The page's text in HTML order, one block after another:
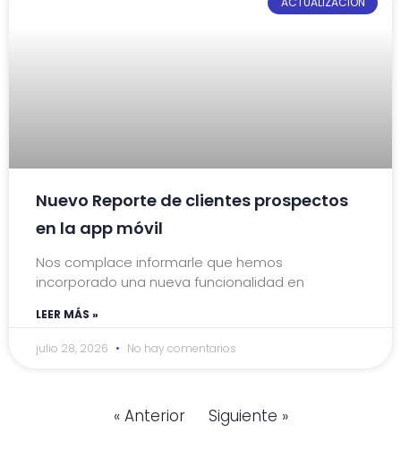
Nuevo Reporte de clientes prospectos
en la app móvil
Nos complace informarle que hemos
incorporado una nueva funcionalidad en
LEER MÁS »
julio 28, 2026 No hay comentarios
« Anterior Siguiente »